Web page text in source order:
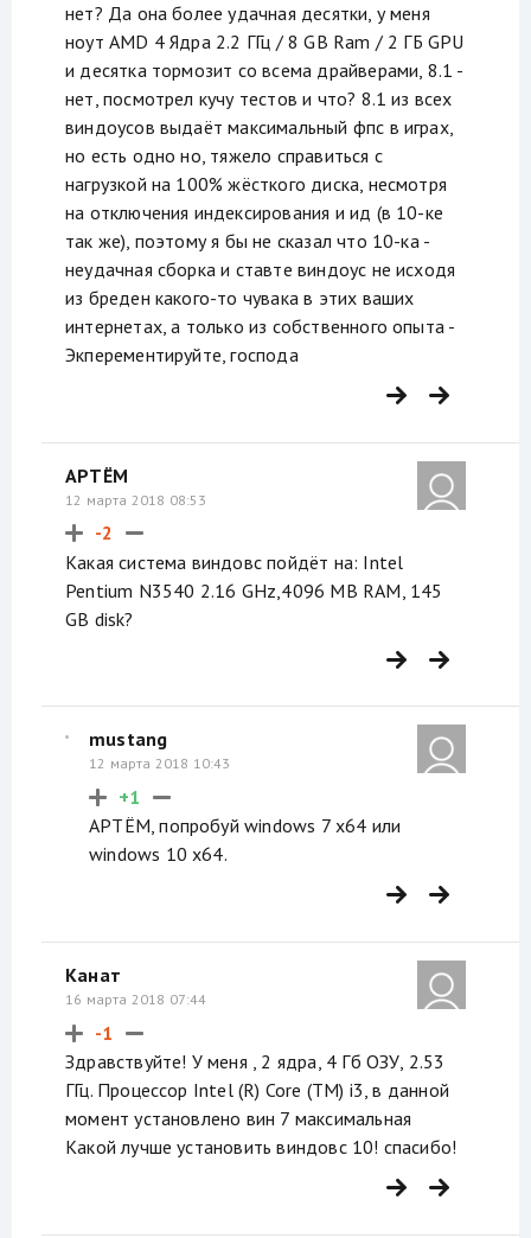
нет? Да она более удачная десятки, у меня
ноут AMD 4 Ядра 2.2 ГГц / 8 GB Ram / 2 ГБ GPU
и десятка тормозит со всема драйверами, 8.1 -
нет, посмотрел кучу тестов и что? 8.1 из всех
виндоусов выдаёт максимальный фпс в играх,
но есть одно но, тяжело справиться с
нагрузкой на 100% жёсткого диска, несмотря
на отключения индексирования и ид (в 10-ке
так же), поэтому я бы не сказал что 10-ка -
неудачная сборка и ставте виндоус не исходя
из бреден какого-то чувака в этих ваших
интернетах, а только из собственного опыта -
Экперементируйте, господа
АРТЁМ
12 марта 2018 08:53
-2
Какая система виндовс пойдёт на: Intel
Pentium N3540 2.16 GHz,4096 MB RAM, 145
GB disk?
mustang
12 марта 2018 10:43
+1
АРТЁМ, попробуй windows 7 x64 или
windows 10 x64.
Канат
16 марта 2018 07:44
-1
Здравствуйте! У меня , 2 ядра, 4 Гб ОЗУ, 2.53
ГГц. Процессор Intel (R) Core (TM) i3, в данной
момент установлено вин 7 максимальная
Какой лучше установить виндовс 10! спасибо!